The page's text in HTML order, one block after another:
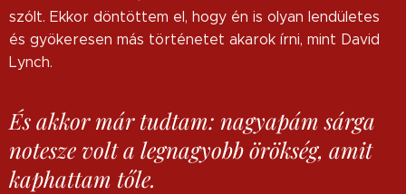
szólt. Ekkor döntöttem el, hogy én is olyan lendületes
és gyökeresen más történetet akarok írni, mint David
Lynch.
És akkor már tudtam: nagyapám sárga
notesze volt a legnagyobb örökség, amit
kaphattam tőle.